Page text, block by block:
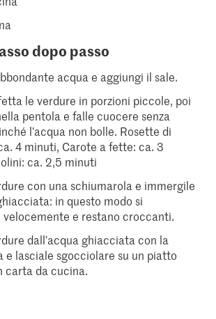
dopo passo
acqua e aggiungi il sale.
le verdure in porzioni piccole, poi
pentola e falle cuocere senza
l’acqua non bolle. Rosette di
4 minuti, Carote a fette: ca. 3
ca. 2,5 minuti
con una schiumarola e immergile
in questo modo si
velocemente e restano croccanti.
dall’acqua ghiacciata con la
e lasciale sgocciolare su un piatto
carta da cucina.